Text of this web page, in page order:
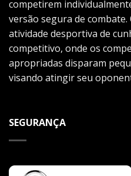
competirem
versão segura de
atividade desportiva de
competitivo, onde os
apropriadas disparam
visando atingir seu
SEGURANÇA